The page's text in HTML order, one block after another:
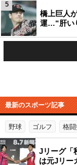
橋上巨人
運…“肝い
5
最新のスポーツ記事
野球 ゴルフ 格
Jリーグ「
は元Jリー